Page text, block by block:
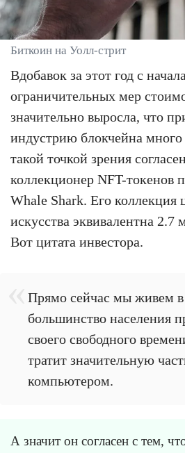
Биткоин на Уолл-стрит
Вдобавок за этот год с
ограничительных мер
значительно выросла, что
индустрию блокчейна
такой точкой зрения
коллекционер NFT-токенов
Whale Shark. Его коллекция
искусства эквивалентна 2.7
Вот цитата инвестора.
Прямо сейчас мы живем в
большинство населения
своего свободного
тратит значительную
компьютером.
А значит он согласен с тем,